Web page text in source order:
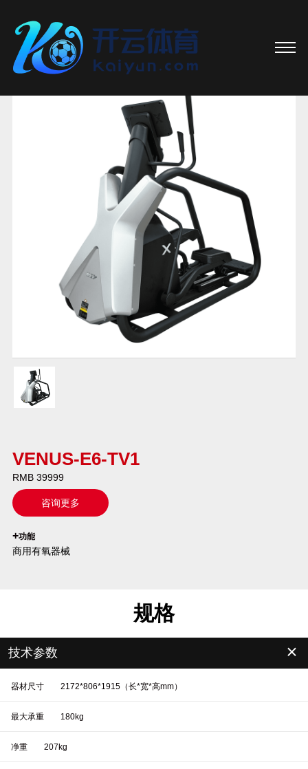
VENUS-E6-TV1
RMB 39999
咨询更多
`
+功能
商用有氧器械
规格
技术参数 ＋
器材尺寸 2172*806*1915（长*宽*高mm）
最大承重 180kg
净重 207kg